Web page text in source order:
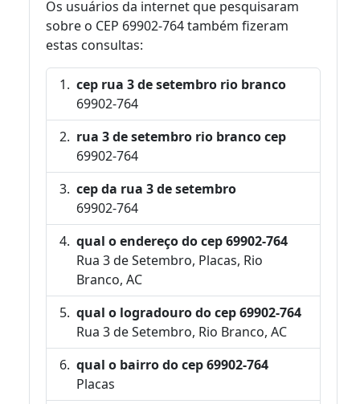
Os usuários da internet que pesquisaram
sobre o CEP 69902-764 também fizeram
estas consultas:
cep rua 3 de setembro rio branco
69902-764
rua 3 de setembro rio branco cep
69902-764
cep da rua 3 de setembro
69902-764
qual o endereço do cep 69902-764
Rua 3 de Setembro, Placas, Rio
Branco, AC
qual o logradouro do cep 69902-764
Rua 3 de Setembro, Rio Branco, AC
qual o bairro do cep 69902-764
Placas